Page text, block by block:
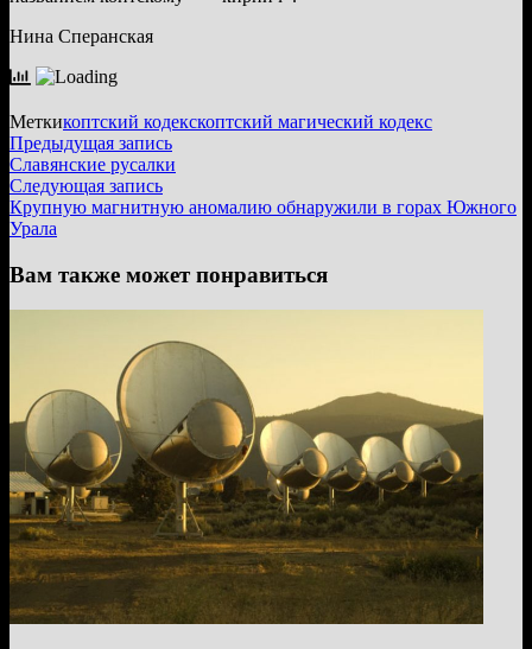
Нина Сперанская
Меткикоптский кодекскоптский магический кодекс
Навигация
по
записям
Предыдущая записьПредыдущая
запись:
Славянские русалки
Следующая записьСледующая
запись:
Крупную магнитную аномалию обнаружили в горах Южного
Урала
Вам также может понравиться